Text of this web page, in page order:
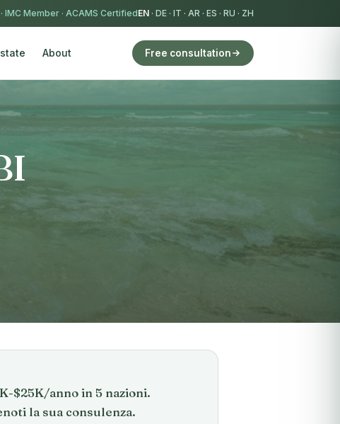
IMC Member · ACAMS CertifiedEN · DE · IT · AR · ES · RU · ZH
About Free consultation
$25K/anno in 5 nazioni.
la sua consulenza.